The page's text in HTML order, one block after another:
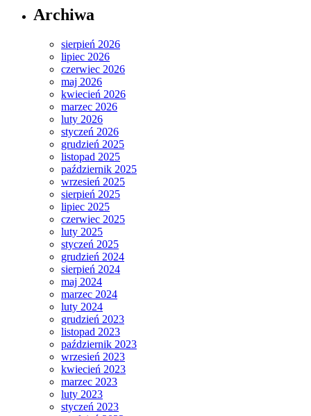
Archiwa
sierpień 2026
lipiec 2026
czerwiec 2026
maj 2026
kwiecień 2026
marzec 2026
luty 2026
styczeń 2026
grudzień 2025
listopad 2025
październik 2025
wrzesień 2025
sierpień 2025
lipiec 2025
czerwiec 2025
luty 2025
styczeń 2025
grudzień 2024
sierpień 2024
maj 2024
marzec 2024
luty 2024
grudzień 2023
listopad 2023
październik 2023
wrzesień 2023
kwiecień 2023
marzec 2023
luty 2023
styczeń 2023